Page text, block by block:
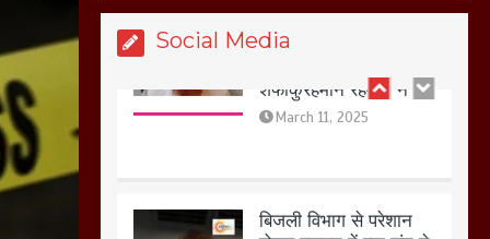
Social Media
March 11, 2025
बिजली विभाग से परेशान
March 8, 2025